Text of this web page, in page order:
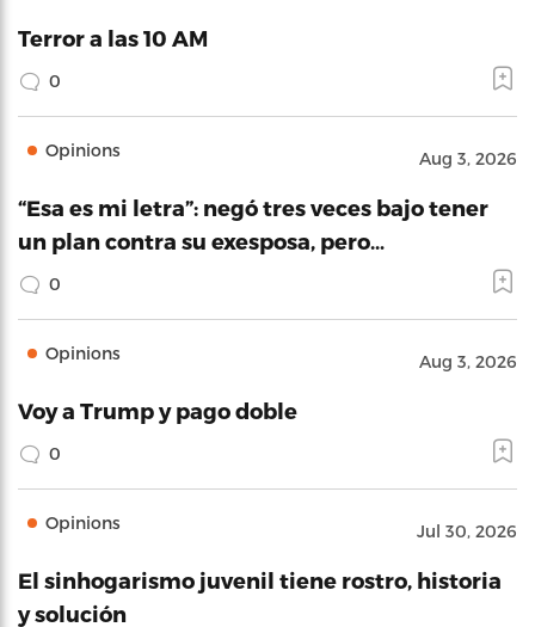
Terror a las 10 AM
0
Opinions Aug 3, 2026
“Esa es mi letra”: negó tres veces bajo tener
un plan contra su exesposa, pero…
0
Opinions Aug 3, 2026
Voy a Trump y pago doble
0
Opinions Jul 30, 2026
El sinhogarismo juvenil tiene rostro, historia
y solución